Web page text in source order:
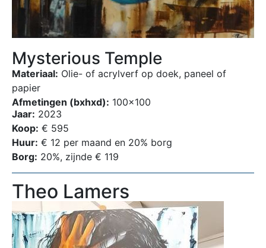
Mysterious Temple
Materiaal: Olie- of acrylverf op doek, paneel of
papier
Afmetingen (bxhxd): 100×100
Jaar: 2023
Koop: € 595
Huur: € 12 per maand en 20% borg
Borg: 20%, zijnde € 119
Theo Lamers